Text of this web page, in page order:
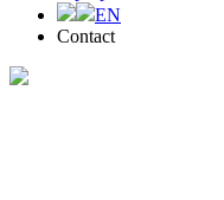
EN
Contact